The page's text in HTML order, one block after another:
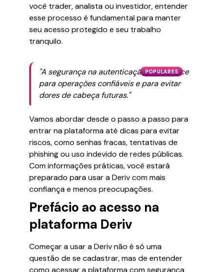
você trader, analista ou investidor, entender
esse processo é fundamental para manter
seu acesso protegido e seu trabalho
tranquilo.
POPULARES
"A segurança na autenticação é o alicerce
para operações confiáveis e para evitar
dores de cabeça futuras."
Vamos abordar desde o passo a passo para
entrar na plataforma até dicas para evitar
riscos, como senhas fracas, tentativas de
phishing ou uso indevido de redes públicas.
Com informações práticas, você estará
preparado para usar a Deriv com mais
confiança e menos preocupações.
Prefácio ao acesso na
plataforma Deriv
Começar a usar a Deriv não é só uma
questão de se cadastrar, mas de entender
como acessar a plataforma com segurança